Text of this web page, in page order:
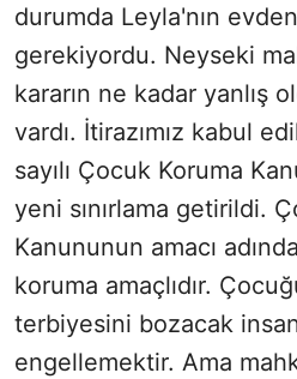
durumda Leyla'nın evden
gerekiyordu. Neyseki
kararın ne kadar yanlış
vardı. İtirazımız kabul
sayılı Çocuk Koruma
yeni sınırlama getirildi.
Kanununun amacı
koruma amaçlıdır.
terbiyesini bozacak
engellemektir. Ama